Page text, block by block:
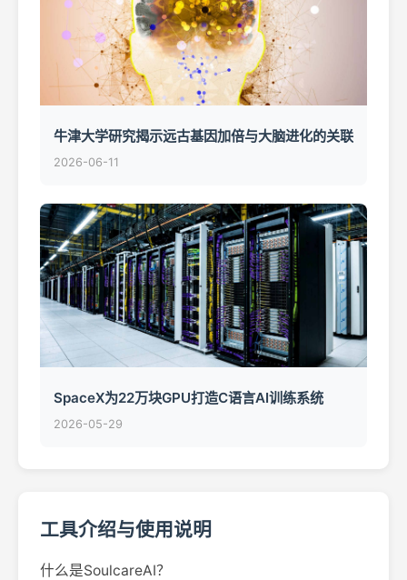
牛津大学研究揭示远古基因加倍与大脑进化的关联
2026-06-11
SpaceX为22万块GPU打造C语言AI训练系统
2026-05-29
工具介绍与使用说明
什么是SoulcareAI？